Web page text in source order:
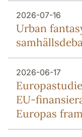
2026-07-16
Urban
2026-06-17
EU-
Europas